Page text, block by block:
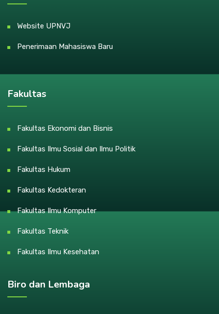
Website UPNVJ
Penerimaan Mahasiswa Baru
Fakultas
Fakultas Ekonomi dan Bisnis
Fakultas Ilmu Sosial dan Ilmu Politik
Fakultas Hukum
Fakultas Kedokteran
Fakultas Ilmu Komputer
Fakultas Teknik
Fakultas Ilmu Kesehatan
Biro dan Lembaga